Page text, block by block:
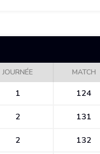
JOURNÉE MATCH
1 124
2 131
2 132